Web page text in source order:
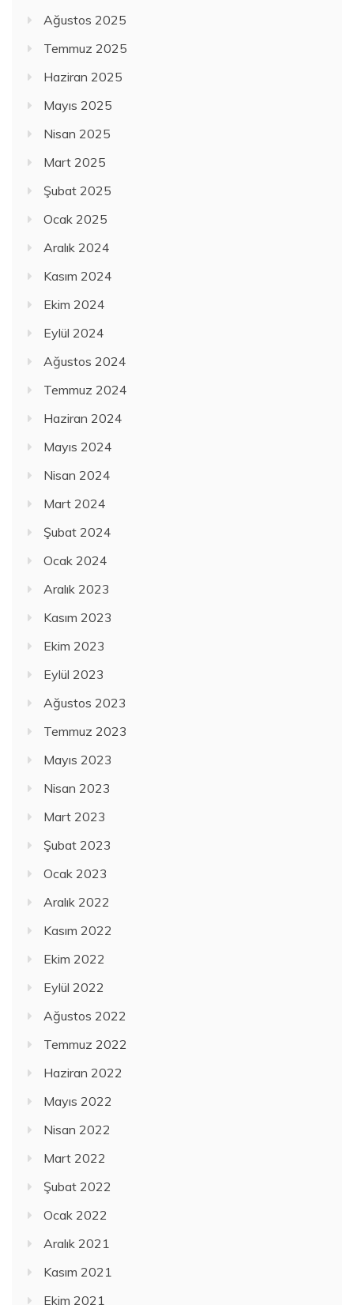
Ağustos 2025
Temmuz 2025
Haziran 2025
Mayıs 2025
Nisan 2025
Mart 2025
Şubat 2025
Ocak 2025
Aralık 2024
Kasım 2024
Ekim 2024
Eylül 2024
Ağustos 2024
Temmuz 2024
Haziran 2024
Mayıs 2024
Nisan 2024
Mart 2024
Şubat 2024
Ocak 2024
Aralık 2023
Kasım 2023
Ekim 2023
Eylül 2023
Ağustos 2023
Temmuz 2023
Mayıs 2023
Nisan 2023
Mart 2023
Şubat 2023
Ocak 2023
Aralık 2022
Kasım 2022
Ekim 2022
Eylül 2022
Ağustos 2022
Temmuz 2022
Haziran 2022
Mayıs 2022
Nisan 2022
Mart 2022
Şubat 2022
Ocak 2022
Aralık 2021
Kasım 2021
Ekim 2021